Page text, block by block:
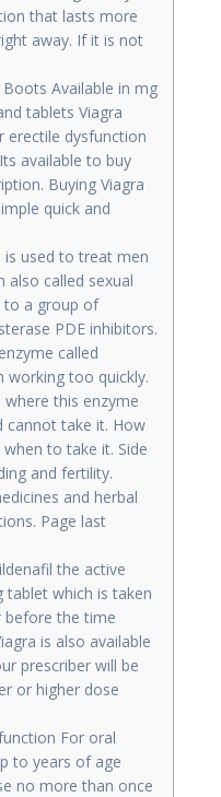
that lasts more
away. If it is not
Available in mg
tablets Viagra
erectile dysfunction
available to buy
Buying Viagra
quick and
is used to treat men
also called sexual
to a group of
PDE inhibitors.
called
working too quickly.
this enzyme
cannot take it. How
to take it. Side
and fertility.
and herbal
Page last
the active
tablet which is taken
before the time
is also available
prescriber will be
or higher dose
For oral
to years of age
no more than once